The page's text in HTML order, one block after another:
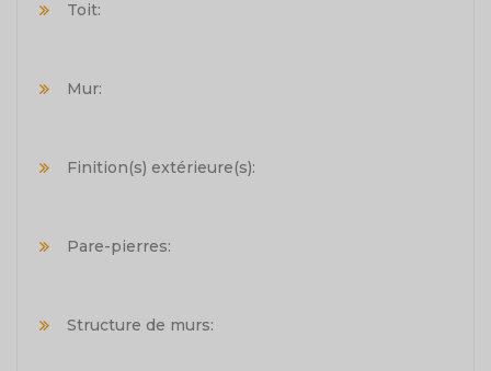
Toit:
Mur:
Finition(s) extérieure(s):
Pare-pierres:
Structure de murs: